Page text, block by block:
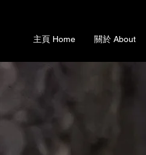
主頁 Home 關於 About